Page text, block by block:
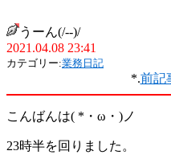
うーん(/--)/
2021.04.08 23:41
カテゴリー:業務日記
*.前記
こんばんは( *・ω・)ノ
23時半を回りました。